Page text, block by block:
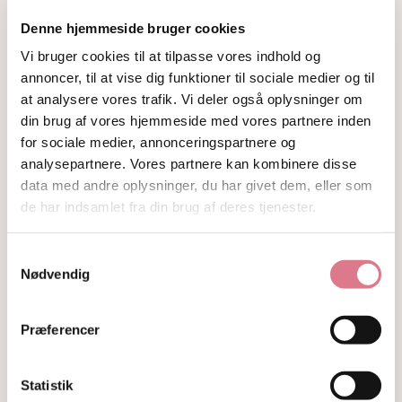
Denne hjemmeside bruger cookies
Vi bruger cookies til at tilpasse vores indhold og
annoncer, til at vise dig funktioner til sociale medier og til
at analysere vores trafik. Vi deler også oplysninger om
din brug af vores hjemmeside med vores partnere inden
for sociale medier, annonceringspartnere og
analysepartnere. Vores partnere kan kombinere disse
data med andre oplysninger, du har givet dem, eller som
de har indsamlet fra din brug af deres tjenester.
Nødvendig
Præferencer
Statistik
Hvide og farveløse krystaller
Lilla og lavendel krystaller
Blå og indigo krystaller
Grønne krystaller
Pink og fersken krystaller
Gule og guld krystaller
Røde, orange og kobber krystaller
Sorte, brune og grå krystaller
Smykker
Armbånd
Penduler
Øreringe
Skåle og fade
Guides